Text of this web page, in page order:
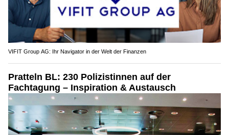
VIFIT Group AG: Ihr Navigator in der Welt der Finanzen
Pratteln BL: 230 Polizistinnen auf der
Fachtagung – Inspiration & Austausch